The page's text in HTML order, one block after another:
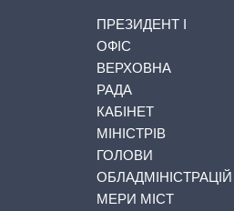
ПРЕЗИДЕНТ І
ОФІС
ВЕРХОВНА
РАДА
КАБІНЕТ
МІНІСТРІВ
ГОЛОВИ
ОБЛАДМІНІСТРАЦІЙ
МЕРИ МІСТ